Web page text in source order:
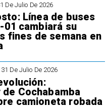
De Julio De 2026
Línea de buses
cambiará su
fines de semana en
31 De Julio De 2026
Cochabamba
camioneta robada